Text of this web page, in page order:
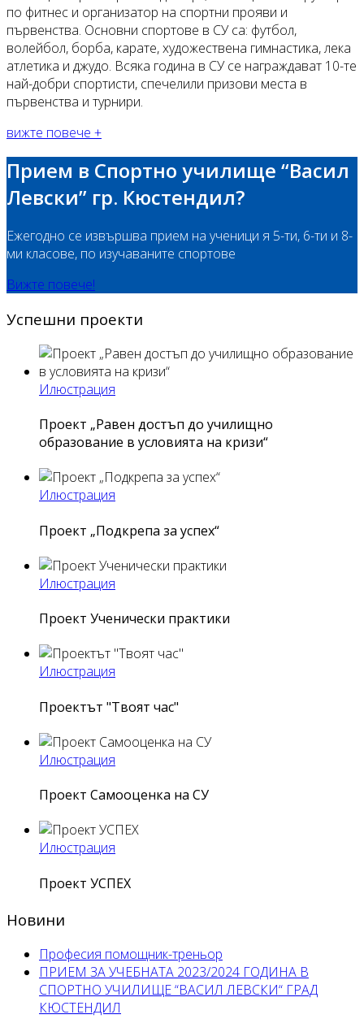
по фитнес и организатор на спортни прояви и
първенства. Основни спортове в СУ са: футбол,
волейбол, борба, карате, художествена гимнастика, лека
атлетика и джудо. Всяка година в СУ се награждават 10-те
най-добри спортисти, спечелили призови места в
първенства и турнири.
вижте повече +
Прием в Спортно училище “Васил
Левски” гр. Кюстендил?
Ежегодно се извършва прием на ученици я 5-ти, 6-ти и 8-
ми класове, по изучаваните спортове
Вижте повече!
Успешни проекти
Илюстрация
Проект „Равен достъп до училищно
образование в условията на кризи“
Илюстрация
Проект „Подкрепа за успех“
Илюстрация
Проект Ученически практики
Илюстрация
Проектът "Твоят час"
Илюстрация
Проект Самооценка на СУ
Илюстрация
Проект УСПЕХ
Новини
Професия помощник-треньор
ПРИЕМ ЗА УЧЕБНАТА 2023/2024 ГОДИНА В
СПОРТНО УЧИЛИЩЕ “ВАСИЛ ЛЕВСКИ“ ГРАД
КЮСТЕНДИЛ